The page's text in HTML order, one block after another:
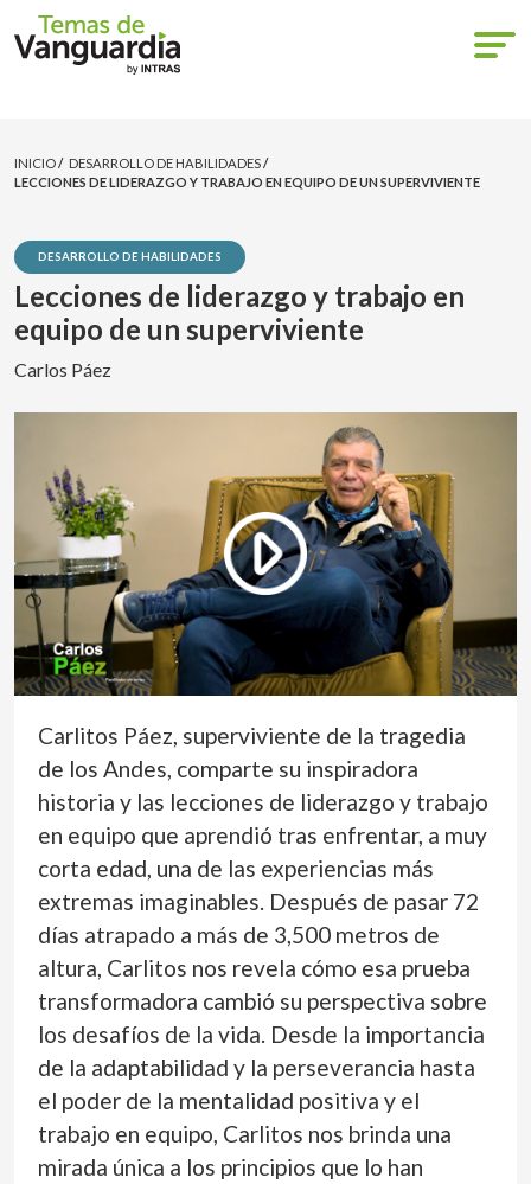
INICIO/ DESARROLLO DE HABILIDADES/
LECCIONES DE LIDERAZGO Y TRABAJO EN EQUIPO DE UN SUPERVIVIENTE
DESARROLLO DE HABILIDADES
Lecciones de liderazgo y trabajo en
equipo de un superviviente
Carlos Páez
Carlitos Páez, superviviente de la tragedia
de los Andes, comparte su inspiradora
historia y las lecciones de liderazgo y trabajo
en equipo que aprendió tras enfrentar, a muy
corta edad, una de las experiencias más
extremas imaginables. Después de pasar 72
días atrapado a más de 3,500 metros de
altura, Carlitos nos revela cómo esa prueba
transformadora cambió su perspectiva sobre
los desafíos de la vida. Desde la importancia
de la adaptabilidad y la perseverancia hasta
el poder de la mentalidad positiva y el
trabajo en equipo, Carlitos nos brinda una
mirada única a los principios que lo han